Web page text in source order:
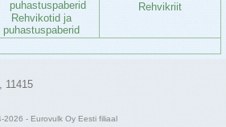
Rehvikotid ja
puhastuspaberid
Rehvikriit
11415
2026 - Eurovulk Oy Eesti filiaal